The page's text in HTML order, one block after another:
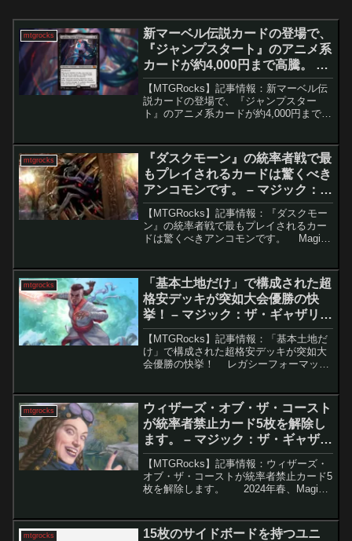
mtgrocks
新マーベル伝説カードの登場で、
『ジャンプスタート』のアニメ系
カードが約4,000円まで高騰。 –
マジック：ザ・ギャザリング
【MTGRocks】記事情報：新マーベル伝
説カードの登場で、『ジャンプスター
ト』のアニメ系カードが約4,000円まで高
場への影響は限定的に留まっている。し
かし一部カー...
mtgrocks
『ダスクモーン』の統率者戦で最
もプレイされるカードは驚くべき
アンコモンです。 – マジック：
ザ・ギャザリング
【MTGRocks】記事情報：『ダスクモー
ン』の統率者戦で最もプレイされるカー
ドは驚くべきアンコモンです。 Magic:
で、その多様性と深さから非常に...
mtgrocks
「基本土地だけ」で構成された超
格安デッキが突如大会優勝の快
挙！ – マジック：ザ・ギャザリン
グ
【MTGRocks】記事情報：「基本土地だ
け」で構成された超格安デッキが突如大
会優勝の快挙！ レガシーフォーマット
組める「赤単バーン」が、競技大会で優
勝という快...
mtgrocks
ウィザーズ・オブ・ザ・コースト
が統率者禁止カード5枚を解除し
ます。 – マジック：ザ・ギャザリ
ング
【MTGRocks】記事情報：ウィザーズ・
オブ・ザ・コーストが統率者禁止カード5
枚を解除します。 2024年春、Magic:
から解除されまし...
mtgrocks
15枚のサイドボードを持つユニ